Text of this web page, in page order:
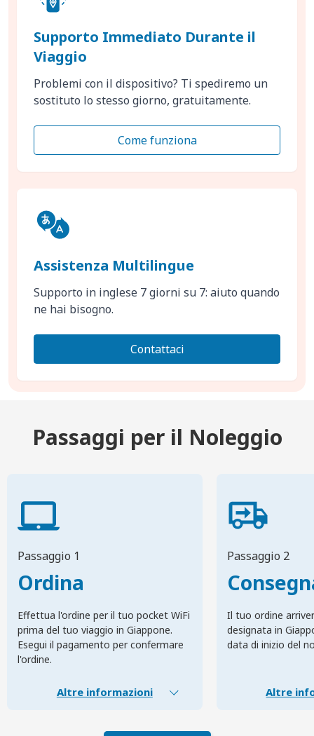
Supporto Immediato Durante il
Viaggio
Problemi con il dispositivo? Ti spediremo un
sostituto lo stesso giorno, gratuitamente.
Come funziona
Assistenza Multilingue
Supporto in inglese 7 giorni su 7: aiuto quando
ne hai bisogno.
Contattaci
Passaggi per il Noleggio
Passaggio 1
Ordina
Effettua l'ordine per il tuo pocket WiFi
prima del tuo viaggio in Giappone.
Esegui il pagamento per confermare
l'ordine.
Altre informazioni
Passaggio 2
Il tuo ordine
designata in
data di inizio del
Altre